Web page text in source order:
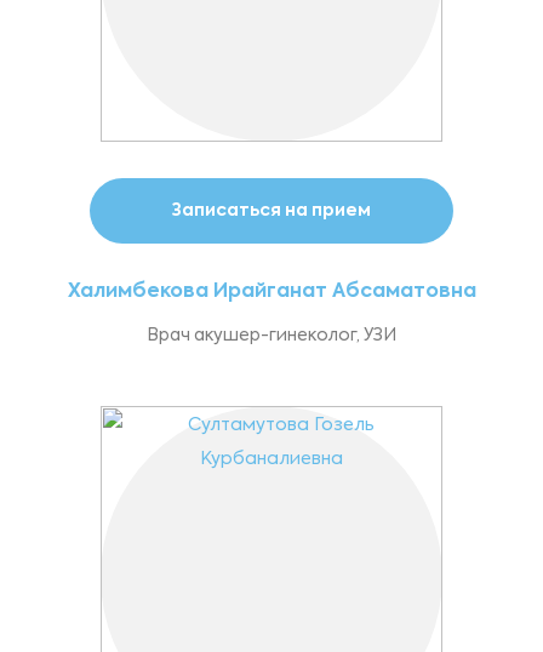
Записаться на прием
Халимбекова Ирайганат Абсаматовна
Врач акушер-гинеколог, УЗИ